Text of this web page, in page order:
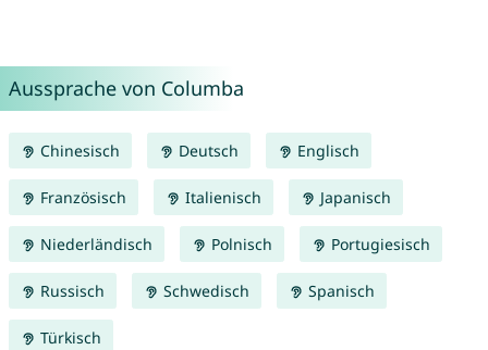
Aussprache von Columba
Chinesisch Deutsch Englisch
Französisch Italienisch Japanisch
Niederländisch Polnisch Portugiesisch
Russisch Schwedisch Spanisch
Türkisch